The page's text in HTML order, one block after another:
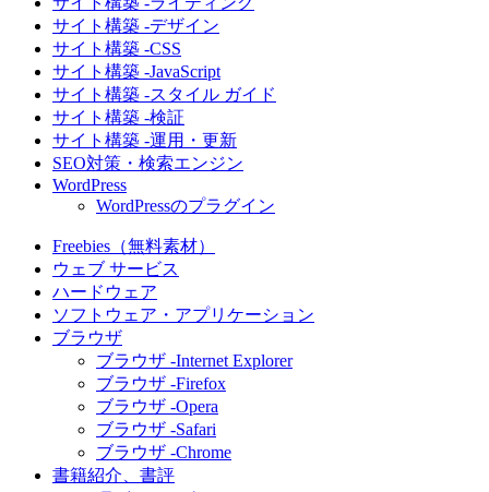
サイト構築 -デザイン
サイト構築 -CSS
サイト構築 -JavaScript
サイト構築 -スタイル ガイド
サイト構築 -検証
サイト構築 -運用・更新
SEO対策・検索エンジン
WordPress
WordPressのプラグイン
Freebies（無料素材）
ウェブ サービス
ハードウェア
ソフトウェア・アプリケーション
ブラウザ
ブラウザ -Internet Explorer
ブラウザ -Firefox
ブラウザ -Opera
ブラウザ -Safari
ブラウザ -Chrome
書籍紹介、書評